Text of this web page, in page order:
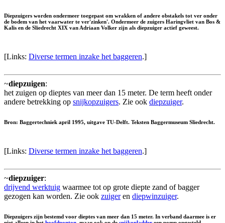
Diepzuigers worden ondermeer toegepast om wrakken of andere obstakels tot ver onder
de bodem van het vaarwater te ver'zinken'. Ondermeer de zuigers Haringvliet van Bos &
Kalis en de Sliedrecht XIX van Adriaan Volker zijn als diepzuiger actief geweest.
[Links: Diverse termen inzake het baggeren.]
~diepzuigen:
het zuigen op dieptes van meer dan 15 meter. De term heeft onder
andere betrekking op snijkopzuigers. Zie ook diepzuiger.
Bron: Baggertechniek april 1995, uitgave TU-Delft. Teksten Baggermuseum Sliedrecht.
[Links: Diverse termen inzake het baggeren.]
~diepzuiger:
drijvend werktuig waarmee tot op grote diepte zand of bagger
gezogen kan worden. Zie ook zuigeren diepwinzuiger.
Diepzuigers zijn bestemd voor dieptes van meer dan 15 meter. In verband daarmee is er